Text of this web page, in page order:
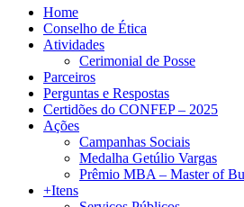
Home
Conselho de Ética
Atividades
Cerimonial de Posse
Parceiros
Perguntas e Respostas
Certidões do CONFEP – 2025
Ações
Campanhas Sociais
Medalha Getúlio Vargas
Prêmio MBA – Master of
+Itens